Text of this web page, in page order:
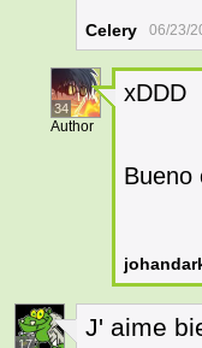
Celery 06/23/
34
Author
xDDD
Bueno
17
J' aime